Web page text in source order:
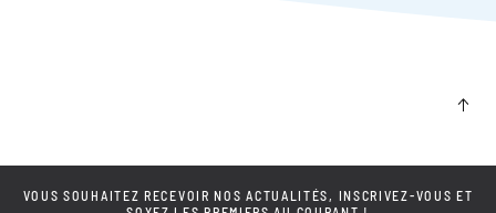
VOUS SOUHAITEZ RECEVOIR NOS ACTUALITÉS, INSCRIVEZ-VOUS ET